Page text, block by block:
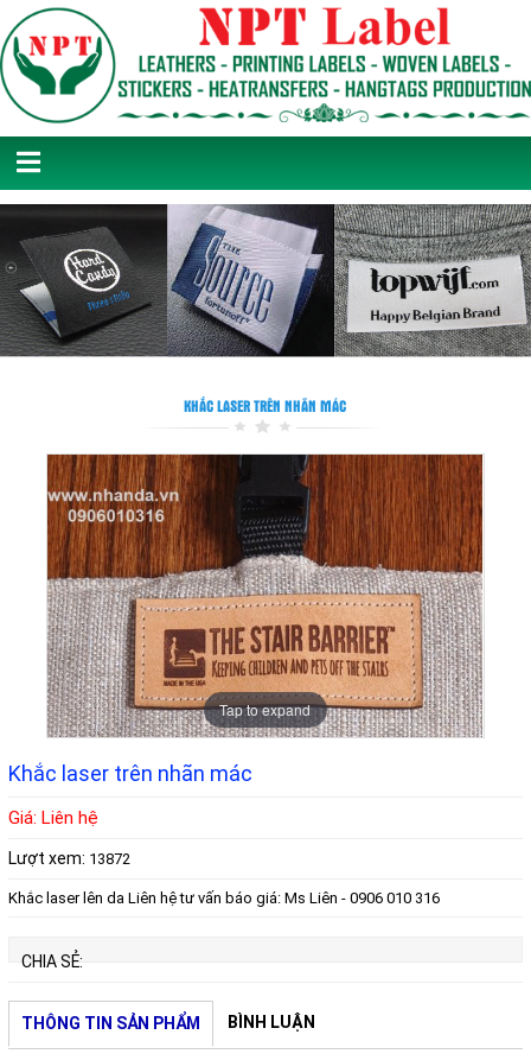
KHẮC LASER TRÊN NHÃN MÁC
Tap to expand
Khắc laser trên nhãn mác
Giá: Liên hệ
Lượt xem: 13872
Khắc laser lên da Liên hệ tư vấn báo giá: Ms Liên - 0906 010 316
CHIA SẺ:
THÔNG TIN SẢN PHẨM BÌNH LUẬN